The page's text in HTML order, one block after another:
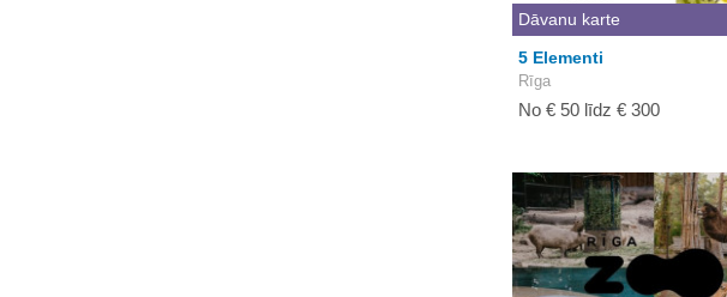
Dāvanu karte
5 Elementi
Rīga
No € 50 līdz € 300